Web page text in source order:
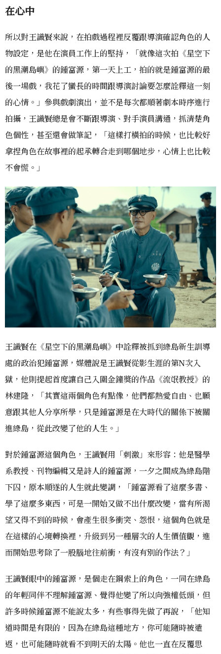
在心中
所以對王識賢來說，在拍戲過程裡反覆跟導演確認角色的人
物設定，是他在演員工作上的堅持，「就像這次拍《星空下
的黑潮島嶼》的鍾富源，第一天上工，拍的就是鍾富源的最
後一場戲，我花了蠻長的時間跟導演討論要怎麼詮釋這一刻
的心情。」參與戲劇演出，並不是每次都順著劇本時序進行
拍攝，王識賢總是會不斷跟導演、對手演員溝通，抓清楚角
色個性，甚至還會做筆記，「這樣打橫拍的時候，也比較好
拿捏角色在故事裡的起承轉合走到哪個地步，心情上也比較
不會慌。」
王識賢在《星空下的黑潮島嶼》中詮釋被抓到綠島新生訓導
處的政治犯鍾富源，媒體說是王識賢從影生涯的第N次入
獄，他則提起首度讓自己入圍金鐘獎的作品《流氓教授》的
林建隆，「其實這兩個角色有點像，他們都熱愛自由、也願
意跟其他人分享所學，只是鍾富源是在大時代的關係下被關
進綠島，從此改變了他的人生。」
對於鍾富源這個角色，王識賢用「刺激」來形容：他是醫學
系教授、刊物編輯又是詩人的鍾富源，一夕之間成為綠島階
下囚，原本順遂的人生就此變調，「鍾富源看了這麼多書、
學了這麼多東西，可是一開始又做不出什麼改變，當有所渴
望又得不到的時候，會產生很多衝突、怨恨，這個角色就是
在這樣的心境轉換裡，升級到另一種層次的人生價值觀，進
而開始思考除了一股腦地往前衝，有沒有別的作法？」
王識賢眼中的鍾富源，是個走在鋼索上的角色，一同在綠島
的年輕同伴不理解鍾富源、覺得他變了所以向強權低頭，但
許多時候鍾富源不能說太多，有些事得先做了再說，「他知
道時間是有限的，因為在綠島這種地方，你可能隨時被遣
返，也可能隨時就看不到明天的太陽。他也一直在反覆思